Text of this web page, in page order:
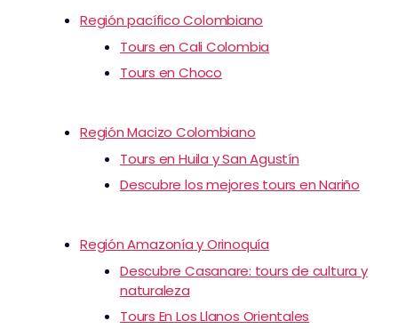
Región pacífico Colombiano
Tours en Cali Colombia
Tours en Choco
Región Macizo Colombiano
Tours en Huila y San Agustín
Descubre los mejores tours en Nariño
Región Amazonía y Orinoquía
Descubre Casanare: tours de cultura y
naturaleza
Tours En Los Llanos Orientales